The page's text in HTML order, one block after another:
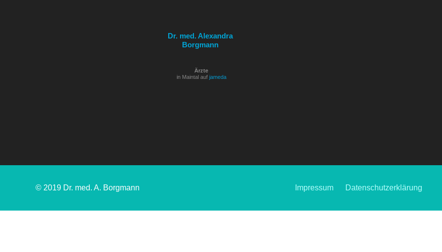
Dr. med. Alexandra
Borgmann
Ärzte
in Maintal auf jameda
© 2019 Dr. med. A. Borgmann Impressum Datenschutzerklärung